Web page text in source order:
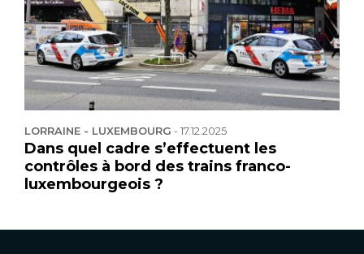
LORRAINE - LUXEMBOURG -17.12.2025
Dans quel cadre s’effectuent les
contrôles à bord des trains franco-
luxembourgeois ?